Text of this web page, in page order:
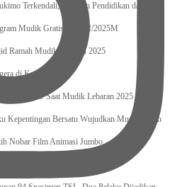
Terkendali, Layanan Pendidikan dan
Mudik Gratis 1446 H/2025M
Ramah Mudik Lebaran 2025
di Kembalikan
SPBU Saat Mudik Lebaran 2025
Kepentingan Bersatu Wujudkan Mudik Aman
Nobar Film Animasi Jumbo
58 Bulan Berturut-turut